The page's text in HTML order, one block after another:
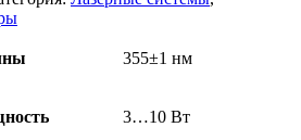
355±1 нм
3…10 Вт